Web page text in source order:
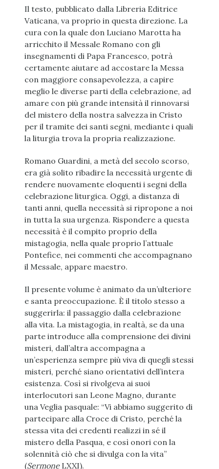
Il testo, pubblicato dalla Libreria Editrice
Vaticana, va proprio in questa direzione. La
cura con la quale don Luciano Marotta ha
arricchito il Messale Romano con gli
insegnamenti di Papa Francesco, potrà
certamente aiutare ad accostare la Messa
con maggiore consapevolezza, a capire
meglio le diverse parti della celebrazione, ad
amare con più grande intensità il rinnovarsi
del mistero della nostra salvezza in Cristo
per il tramite dei santi segni, mediante i quali
la liturgia trova la propria realizzazione.
Romano Guardini, a metà del secolo scorso,
era già solito ribadire la necessità urgente di
rendere nuovamente eloquenti i segni della
celebrazione liturgica. Oggi, a distanza di
tanti anni, quella necessità si ripropone a noi
in tutta la sua urgenza. Rispondere a questa
necessità è il compito proprio della
mistagogia, nella quale proprio l’attuale
Pontefice, nei commenti che accompagnano
il Messale, appare maestro.
Il presente volume è animato da un’ulteriore
e santa preoccupazione. È il titolo stesso a
suggerirla: il passaggio dalla celebrazione
alla vita. La mistagogia, in realtà, se da una
parte introduce alla comprensione dei divini
misteri, dall’altra accompagna a
un’esperienza sempre più viva di quegli stessi
misteri, perché siano orientativi dell’intera
esistenza. Così si rivolgeva ai suoi
interlocutori san Leone Magno, durante
una Veglia pasquale: “Vi abbiamo suggerito di
partecipare alla Croce di Cristo, perché la
stessa vita dei credenti realizzi in sé il
mistero della Pasqua, e così onori con la
solennità ciò che si divulga con la vita”
(SermoneLXXI).